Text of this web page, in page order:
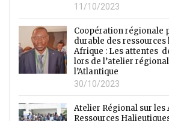
11/10/2023
Coopération régionale
durable des
Afrique : Les attentes
lors de l’atelier
l’Atlantique
30/10/2023
Atelier Régional sur les
Ressources